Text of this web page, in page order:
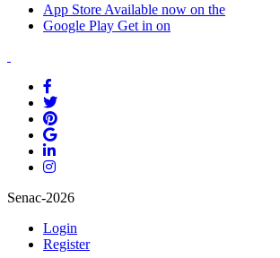
App Store Available now on the
Google Play Get in on
Senac-2026
Login
Register